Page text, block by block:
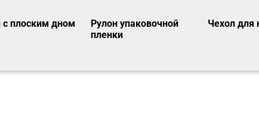
с плоским дном
Рулон упаковочной
пленки
Чехол для